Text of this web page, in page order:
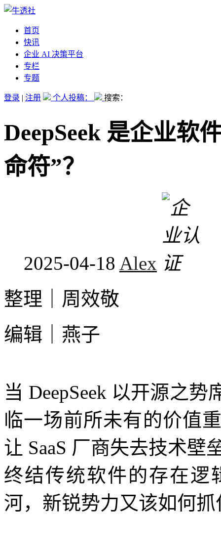
首页
快讯
企业 AI 决策平台
专栏
专题
登录 | 注册 个人投稿： 搜索：
DeepSeek 是企业软
命符”？
2025-04-18 Alex
整理｜周效敬
编辑｜燕子
当 DeepSeek 以开源之
临一场前所未有的价值
让 SaaS 厂商失去技术壁
终结传统软件的存在逻
河，新锐势力又该如何